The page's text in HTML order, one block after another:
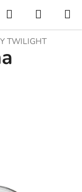
Hľadať
KOŠÍK
TWILIGHT